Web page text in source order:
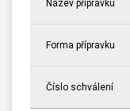
Název přípravku
Forma přípravku
Číslo schválení